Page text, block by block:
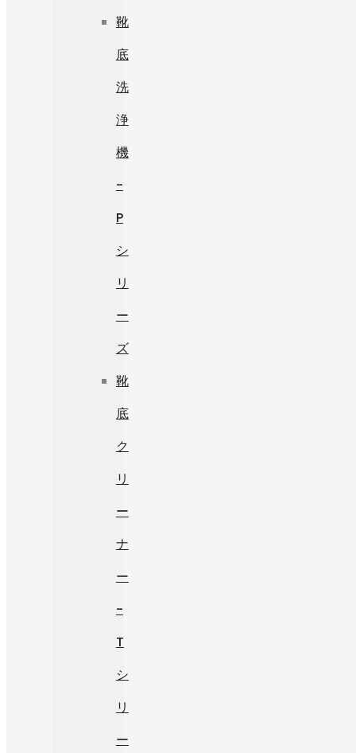
靴
底
洗
浄
機
-
P
シ
リ
ー
ズ
靴
底
ク
リ
ー
ナ
ー
-
T
シ
リ
ー